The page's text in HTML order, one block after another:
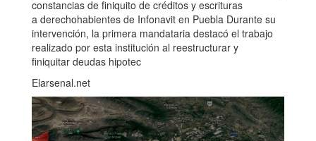
constancias de finiquito de créditos y escrituras
a derechohabientes de Infonavit en Puebla Durante su
intervención, la primera mandataria destacó el trabajo
realizado por esta institución al reestructurar y
finiquitar deudas hipotec
Elarsenal.net